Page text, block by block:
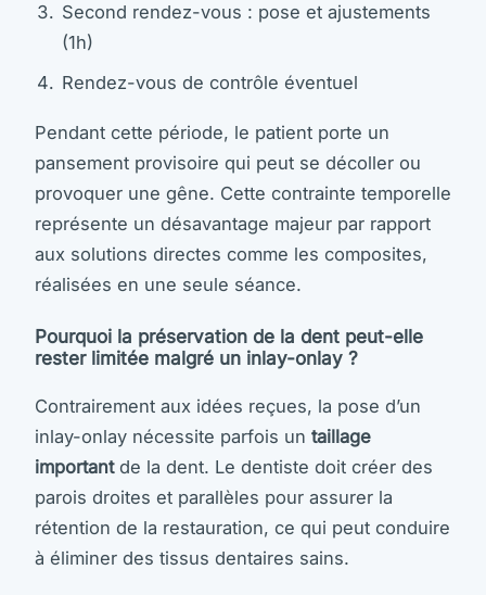
Second rendez-vous : pose et ajustements
(1h)
Rendez-vous de contrôle éventuel
Pendant cette période, le patient porte un
pansement provisoire qui peut se décoller ou
provoquer une gêne. Cette contrainte temporelle
représente un désavantage majeur par rapport
aux solutions directes comme les composites,
réalisées en une seule séance.
Pourquoi la préservation de la dent peut-elle
rester limitée malgré un inlay-onlay ?
Contrairement aux idées reçues, la pose d’un
inlay-onlay nécessite parfois un taillage
importantde la dent. Le dentiste doit créer des
parois droites et parallèles pour assurer la
rétention de la restauration, ce qui peut conduire
à éliminer des tissus dentaires sains.